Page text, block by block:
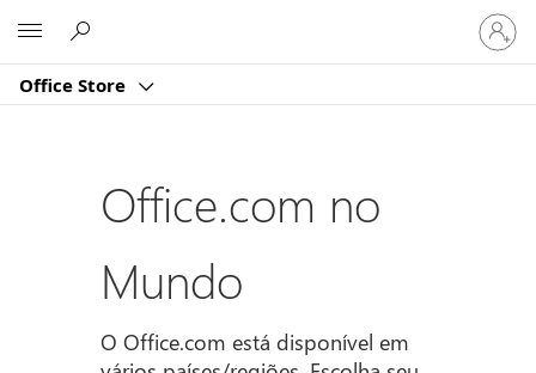
Office Store
Entre
em
sua
Office.com no
Mundo
O Office.com está disponível em